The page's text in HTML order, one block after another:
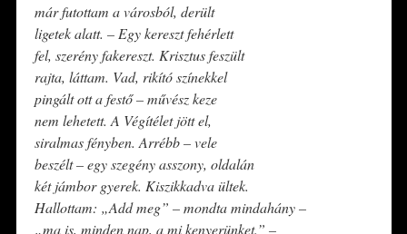
már futottam a városból, derült
ligetek alatt. – Egy kereszt fehérlett
fel, szerény fakereszt. Krisztus feszült
rajta, láttam. Vad, rikító színekkel
pingált ott a festő – művész keze
nem lehetett. A Végítélet jött el,
siralmas fényben. Arrébb – vele
beszélt – egy szegény asszony, oldalán
két jámbor gyerek. Kiszikkadva ültek.
Hallottam: „Add meg” – mondta mindahány –
„ma is, minden nap, a mi kenyerünket.” –